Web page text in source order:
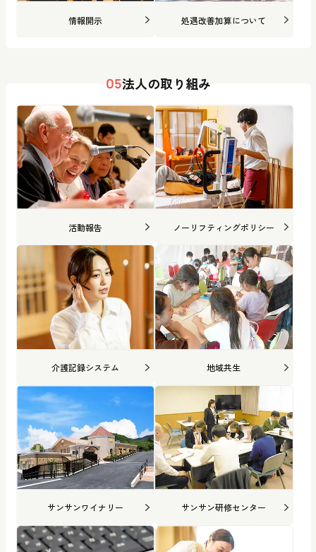
情報開示 処遇改善加算について
05法人の取り組み
活動報告 ノーリフティングポリシー
介護記録システム 地域共生
サンサンワイナリー サンサン研修センター